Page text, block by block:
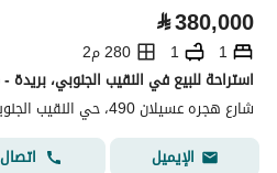
⃁380,000
1
1
280 م2
استراحة للبيع في النقيب الجنوبي،
شارع هجره عسيلان 490، حي النقيب الجنوبي، بريدة منطقة القصيم
الإيميل
اتصال